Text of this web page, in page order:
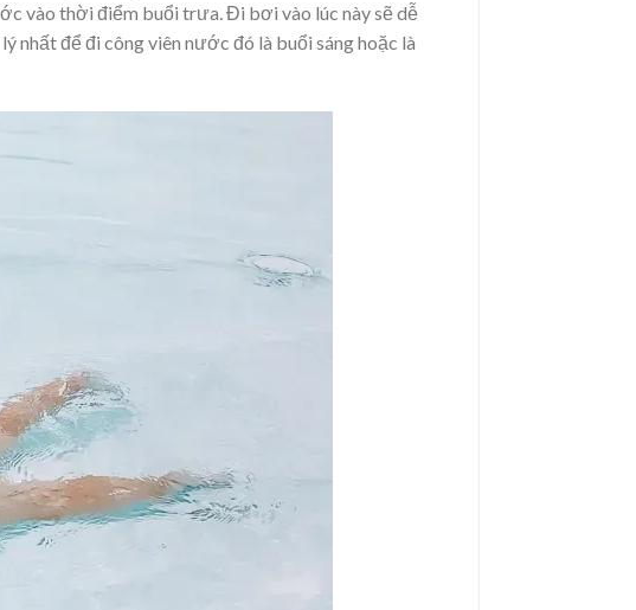
vào thời điểm buổi trưa. Đi bơi vào lúc này sẽ dễ
nhất để đi công viên nước đó là buổi sáng hoặc là